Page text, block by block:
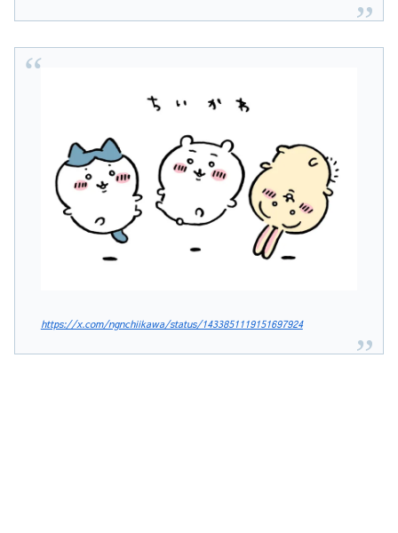
https://x.com/ngnchiikawa/status/1433851119151697924